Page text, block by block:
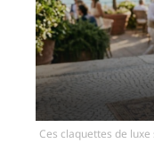
Ces claquettes de